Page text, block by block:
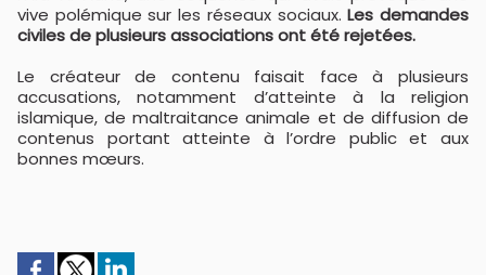
vive polémique sur les réseaux sociaux.Les demandes
civiles de plusieurs associations ont été rejetées.
Le créateur de contenu faisait face à plusieurs
accusations, notamment d’atteinte à la religion
islamique, de maltraitance animale et de diffusion de
contenus portant atteinte à l’ordre public et aux
bonnes mœurs.